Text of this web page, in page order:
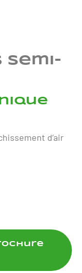
semi-
d’air